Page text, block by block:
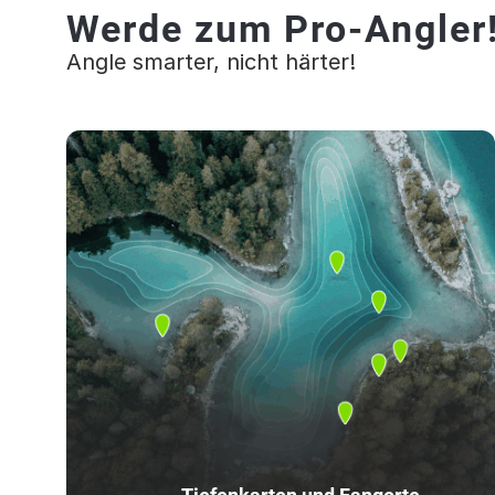
Werde zum Pro-
Angle smarter, nicht härter!